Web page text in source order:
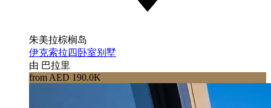
朱美拉棕榈岛
伊克索拉四卧室别墅
由 巴拉里
from AED 190.0K